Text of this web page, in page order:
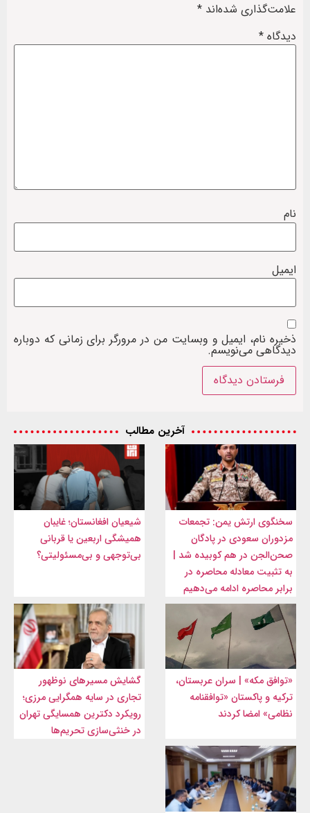
علامت‌گذاری شده‌اند *
دیدگاه *
نام
ایمیل
ذخیره نام، ایمیل و وبسایت من در مرورگر برای زمانی که دوباره
دیدگاهی می‌نویسم.
آخرین مطالب
سخنگوی ارتش یمن: تجمعات
مزدوران سعودی در پادگان
صحن‌الجن در هم کوبیده شد |
به تثبیت معادله محاصره در
برابر محاصره ادامه می‌دهیم
شیعیان افغانستان؛ غایبان
همیشگی اربعین یا قربانی
بی‌توجهی و بی‌مسئولیتی؟
«توافق مکه» | سران عربستان،
ترکیه و پاکستان «توافقنامه
نظامی» امضا کردند
گشایش مسیرهای نوظهور
تجاری در سایه همگرایی مرزی؛
رویکرد دکترین همسایگی تهران
در خنثی‌سازی تحریم‌ها